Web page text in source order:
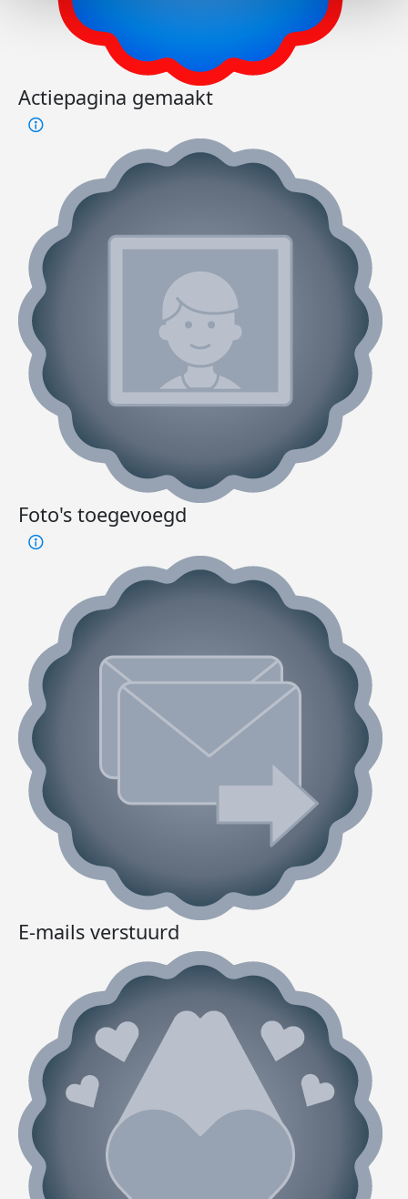
Actiepagina gemaakt
Foto's toegevoegd
E-mails verstuurd